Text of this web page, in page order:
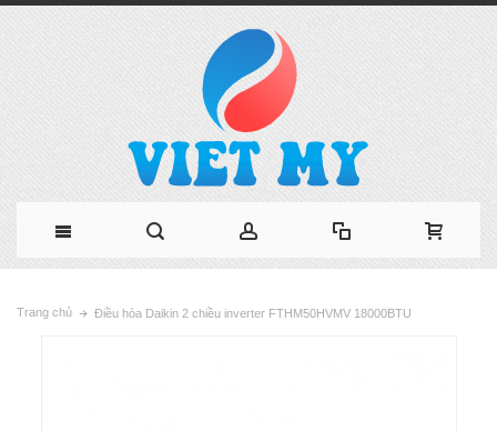
Trang chủ Điều hòa Daikin 2 chiều inverter FTHM50HVMV 18000BTU